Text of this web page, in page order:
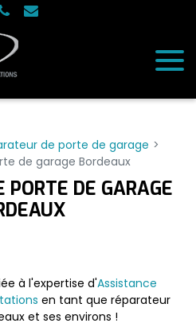
de porte de garage
de garage Bordeaux
PORTE DE GARAGE
à l'expertise d'Assistance
en tant que réparateur
et ses environs !